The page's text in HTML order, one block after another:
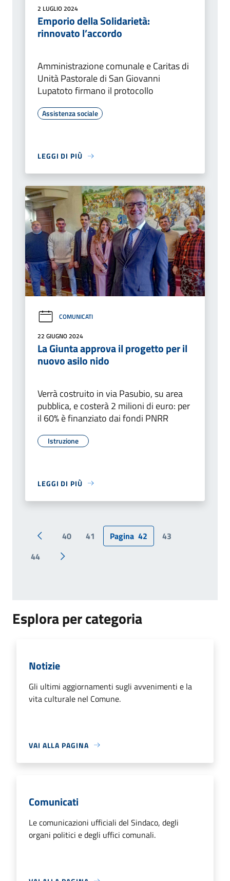
2 LUGLIO 2024
Emporio della Solidarietà:
rinnovato l’accordo
Amministrazione comunale e Caritas di
Unità Pastorale di San Giovanni
Lupatoto firmano il protocollo
Assistenza sociale
LEGGI DI PIÙ
COMUNICATI
22 GIUGNO 2024
La Giunta approva il progetto per il
nuovo asilo nido
Verrà costruito in via Pasubio, su area
pubblica, e costerà 2 milioni di euro: per
il 60% è finanziato dai fondi PNRR
Istruzione
LEGGI DI PIÙ
Pagina precedente
40 41 Pagina 42
43
44
Pagina successiva
Esplora per categoria
Notizie
Gli ultimi aggiornamenti sugli avvenimenti e la
vita culturale nel Comune.
VAI ALLA PAGINA
Comunicati
Le comunicazioni ufficiali del Sindaco, degli
organi politici e degli uffici comunali.